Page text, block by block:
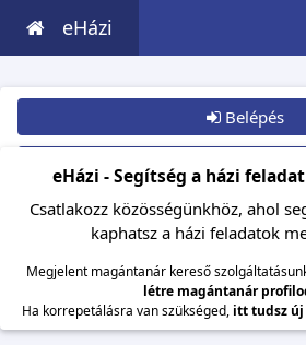
eHázi
Belépés
Csatlakozom
eHázi - Segítség a házi
Csatlakozz közösségünkhöz, ahol
kaphatsz a házi feladatok
Megjelent magántanár kereső
létre magántanár
Ha korrepetálásra van szükséged, itt tudsz